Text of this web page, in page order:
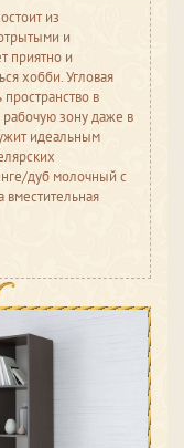
из
и
приятно и
хобби. Угловая
в
зону даже в
идеальным
дуб молочный с
вместительная